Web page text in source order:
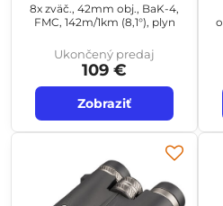
8x zväč., 42mm obj., BaK-4,
FMC, 142m/1km (8,1°), plyn
Ukončený predaj
109 €
Zobraziť